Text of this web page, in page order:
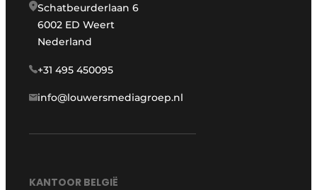
Schatbeurderlaan 6
6002 ED Weert
Nederland
+31 495 450095
info@louwersmediagroep.nl
KANTOOR BELGIË